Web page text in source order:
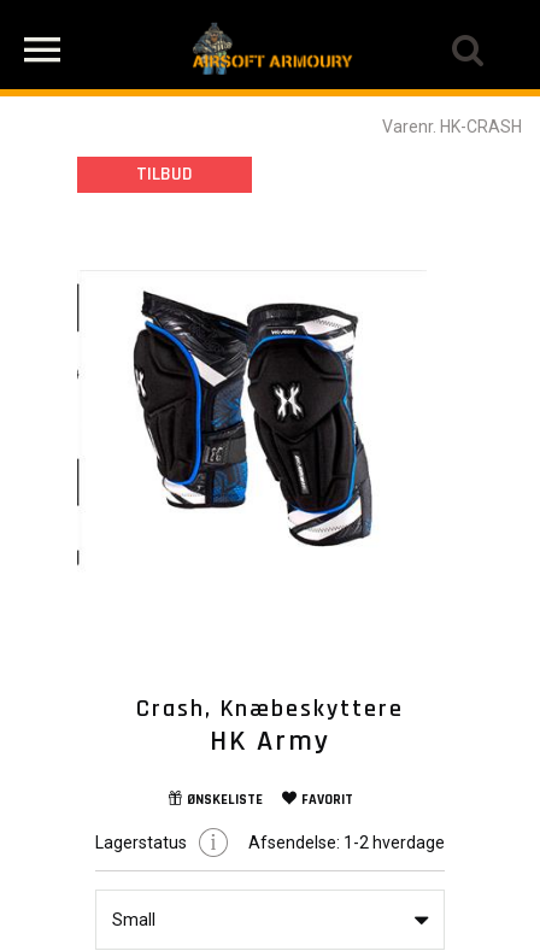
Varenr. HK-CRASH
TILBUD
Crash, Knæbeskyttere
HK Army
ØNSKELISTE FAVORIT
Lagerstatus Afsendelse: 1-2 hverdage
Small